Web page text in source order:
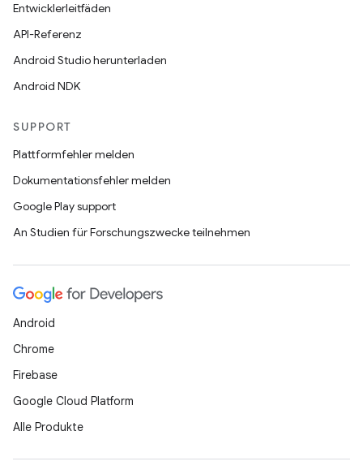
Entwicklerleitfäden
API-Referenz
Android Studio herunterladen
Android NDK
SUPPORT
Plattformfehler melden
Dokumentationsfehler melden
Google Play support
An Studien für Forschungszwecke teilnehmen
Android
Chrome
Firebase
Google Cloud Platform
Alle Produkte